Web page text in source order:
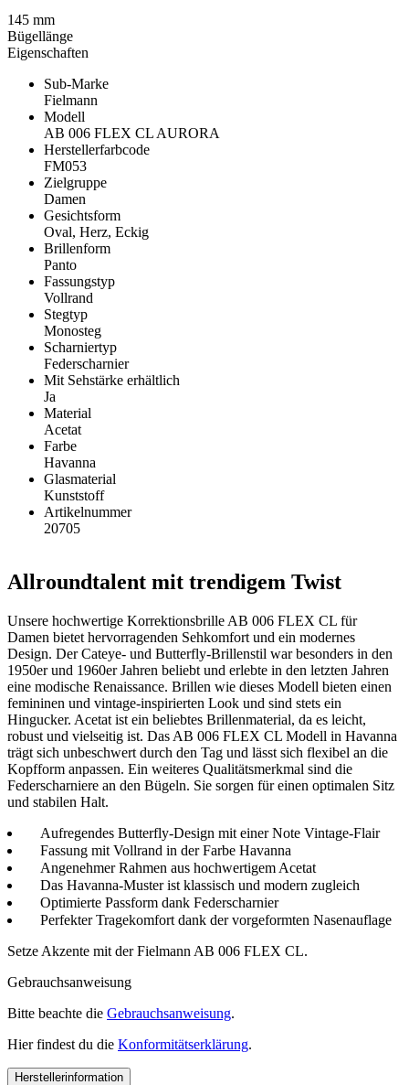
Eigenschaften
Sub-Marke
Fielmann
Modell
AB 006 FLEX CL AURORA
Herstellerfarbcode
FM053
Zielgruppe
Damen
Gesichtsform
Oval, Herz, Eckig
Brillenform
Panto
Fassungstyp
Vollrand
Stegtyp
Monosteg
Scharniertyp
Federscharnier
Mit Sehstärke erhältlich
Ja
Material
Acetat
Farbe
Havanna
Glasmaterial
Kunststoff
Artikelnummer
20705
Allroundtalent mit trendigem Twist
Unsere hochwertige Korrektionsbrille AB 006 FLEX CL für
Damen bietet hervorragenden Sehkomfort und ein modernes
Design. Der Cateye- und Butterfly-Brillenstil war besonders in den
1950er und 1960er Jahren beliebt und erlebte in den letzten Jahren
eine modische Renaissance. Brillen wie dieses Modell bieten einen
femininen und vintage-inspirierten Look und sind stets ein
Hingucker. Acetat ist ein beliebtes Brillenmaterial, da es leicht,
robust und vielseitig ist. Das AB 006 FLEX CL Modell in Havanna
trägt sich unbeschwert durch den Tag und lässt sich flexibel an die
Kopfform anpassen. Ein weiteres Qualitätsmerkmal sind die
Federscharniere an den Bügeln. Sie sorgen für einen optimalen Sitz
und stabilen Halt.
Aufregendes Butterfly-Design mit einer Note Vintage-Flair
Fassung mit Vollrand in der Farbe Havanna
Angenehmer Rahmen aus hochwertigem Acetat
Das Havanna-Muster ist klassisch und modern zugleich
Optimierte Passform dank Federscharnier
Perfekter Tragekomfort dank der vorgeformten Nasenauflage
Setze Akzente mit der Fielmann AB 006 FLEX CL.
Gebrauchsanweisung
Bitte beachte die Gebrauchsanweisung.
Hier findest du die Konformitätserklärung.
Herstellerinformation
145 mm
Bügellänge